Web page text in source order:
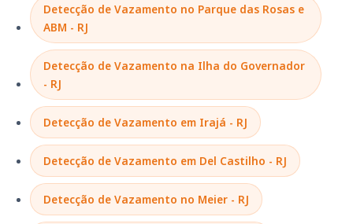
Detecção de Vazamento no Parque das Rosas e
ABM - RJ
Detecção de Vazamento na Ilha do Governador
- RJ
Detecção de Vazamento em Irajá - RJ
Detecção de Vazamento em Del Castilho - RJ
Detecção de Vazamento no Meier - RJ